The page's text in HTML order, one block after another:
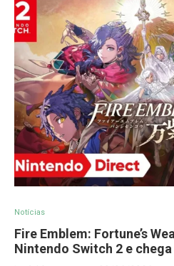
Notícias
Fire Emblem: Fortune’s
Nintendo Switch 2 e